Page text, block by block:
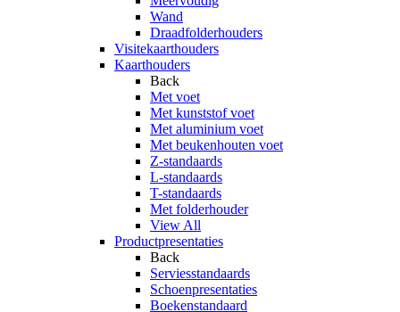
Wand
Draadfolderhouders
Visitekaarthouders
Kaarthouders
Back
Met voet
Met kunststof voet
Met aluminium voet
Met beukenhouten voet
Z-standaards
L-standaards
T-standaards
Met folderhouder
View All
Productpresentaties
Back
Serviesstandaards
Schoenpresentaties
Boekenstandaard